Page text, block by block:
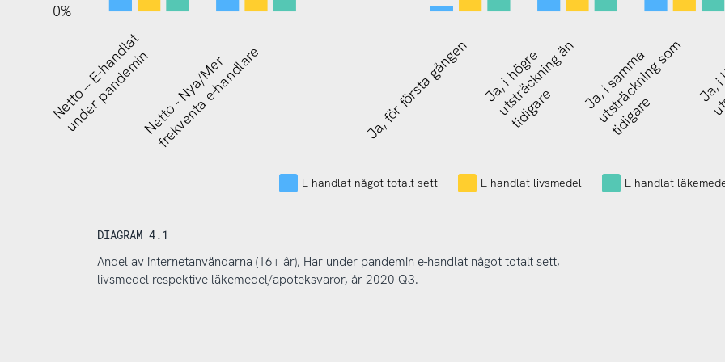
0%
Nej, men har gjort det
tidigare
Netto – E-handlat
under pandeminNetto - Nya/Mer
frekventa e-handlare Ja, för första gången Ja, i högre
utsträckning än
tidigare Ja, i samma
utsträckning som
tidigare
E-handlat något totalt sett E-handlat livsmedel E-handlat
DIAGRAM 4.1
Andel av internetanvändarna (16+ år), Har under pandemin e-handlat något totalt sett,
livsmedel respektive läkemedel/apoteksvaror, år 2020 Q3.